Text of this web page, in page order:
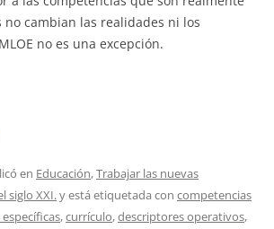
no cambian las realidades ni los
no es una excepción.
en Educación,Trabajar las nuevas
siglo XXI.y está etiquetada con competencias
,currículo,descriptores operativos,